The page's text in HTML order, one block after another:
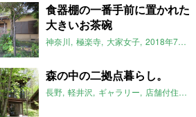
食器棚の一番手前に置かれた
大きいお茶碗
神奈川 極楽寺 大家女子 2018年7月のおすすめ
森の中の二拠点暮らし。
長野 軽井沢 ギャラリー 店舗付住宅